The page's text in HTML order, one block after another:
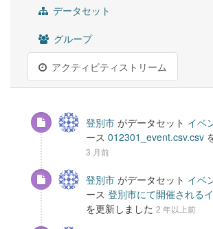
データセット
グループ
アクティビティストリーム
登別市 がデータセット イベ
ース 012301_event.csv.csv
3 月前
登別市 がデータセット イベ
ース 登別市にて開催される
を更新しました 2 年以上前